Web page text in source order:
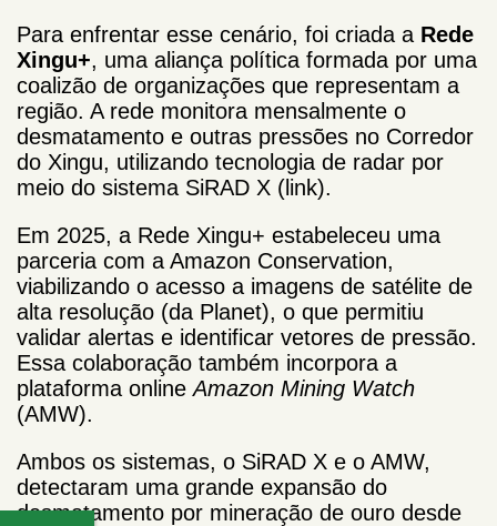
Para enfrentar esse cenário, foi criada a Rede
Xingu+, uma aliança política formada por uma
coalizão de organizações que representam a
região. A rede monitora mensalmente o
desmatamento e outras pressões no Corredor
do Xingu, utilizando tecnologia de radar por
meio do sistema SiRAD X (link).
Em 2025, a Rede Xingu+ estabeleceu uma
parceria com a Amazon Conservation,
viabilizando o acesso a imagens de satélite de
alta resolução (da Planet), o que permitiu
validar alertas e identificar vetores de pressão.
Essa colaboração também incorpora a
plataforma onlineAmazon Mining Watch
(AMW).
Ambos os sistemas, o SiRAD X e o AMW,
detectaram uma grande expansão do
desmatamento por mineração de ouro desde